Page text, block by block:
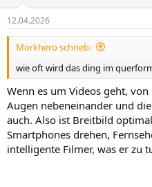
12.04.2026
Morkhero schrieb:
wie oft wird das ding im
Wenn es um Videos geht,
Augen nebeneinander und
auch. Also ist Breitbild
Smartphones drehen,
intelligente Filmer, was er zu